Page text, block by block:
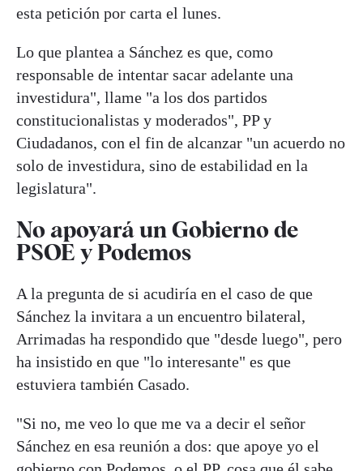
esta petición por carta el lunes.
Lo que plantea a Sánchez es que, como
responsable de intentar sacar adelante una
investidura", llame "a los dos partidos
constitucionalistas y moderados", PP y
Ciudadanos, con el fin de alcanzar "un acuerdo no
solo de investidura, sino de estabilidad en la
legislatura".
No apoyará un Gobierno de
PSOE y Podemos
A la pregunta de si acudiría en el caso de que
Sánchez la invitara a un encuentro bilateral,
Arrimadas ha respondido que "desde luego", pero
ha insistido en que "lo interesante" es que
estuviera también Casado.
"Si no, me veo lo que me va a decir el señor
Sánchez en esa reunión a dos: que apoye yo el